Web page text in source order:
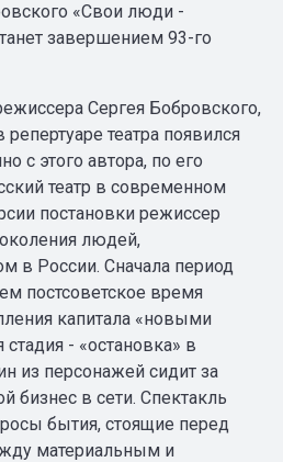
«Свои люди -
завершением 93-го
Сергея Бобровского,
театра появился
с этого автора, по его
театр в современном
постановки режиссер
людей,
в России. Сначала период
постсоветское время
капитала «новыми
- «остановка» в
из персонажей сидит за
бизнес в сети. Спектакль
бытия, стоящие перед
материальным и